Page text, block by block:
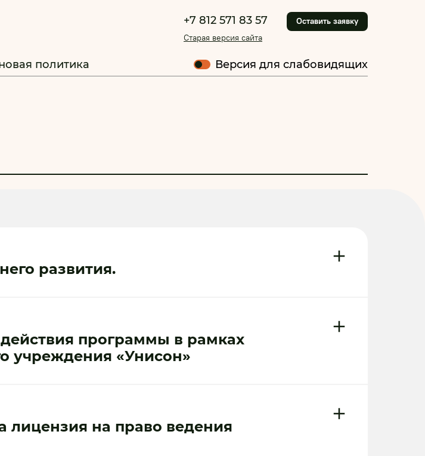
+7 812 571 83 57
Оставить заявку
Старая версия сайта
политика Версия для слабовидящих
развития.
программы в рамках
учреждения «Унисон»
лицензия на право ведения